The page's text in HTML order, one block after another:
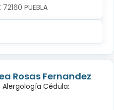
PUEBLA
Rosas Fernandez
Alergología Cédula: